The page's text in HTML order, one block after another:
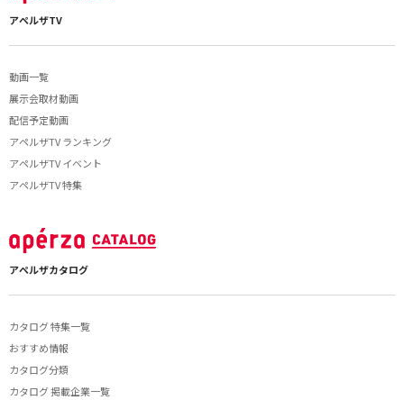
アペルザTV
動画一覧
展示会取材動画
配信予定動画
アペルザTV ランキング
アペルザTV イベント
アペルザTV 特集
アペルザカタログ
カタログ 特集一覧
おすすめ情報
カタログ分類
カタログ 掲載企業一覧